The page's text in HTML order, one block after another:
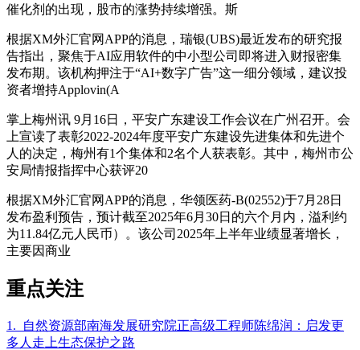
催化剂的出现，股市的涨势持续增强。斯
根据XM外汇官网APP的消息，瑞银(UBS)最近发布的研究报
告指出，聚焦于AI应用软件的中小型公司即将进入财报密集
发布期。该机构押注于“AI+数字广告”这一细分领域，建议投
资者增持Applovin(A
掌上梅州讯 9月16日，平安广东建设工作会议在广州召开。会
上宣读了表彰2022-2024年度平安广东建设先进集体和先进个
人的决定，梅州有1个集体和2名个人获表彰。其中，梅州市公
安局情报指挥中心获评20
根据XM外汇官网APP的消息，华领医药-B(02552)于7月28日
发布盈利预告，预计截至2025年6月30日的六个月内，溢利约
为11.84亿元人民币）。该公司2025年上半年业绩显著增长，
主要因商业
重点关注
1. 自然资源部南海发展研究院正高级工程师陈绵润：启发更
多人走上生态保护之路